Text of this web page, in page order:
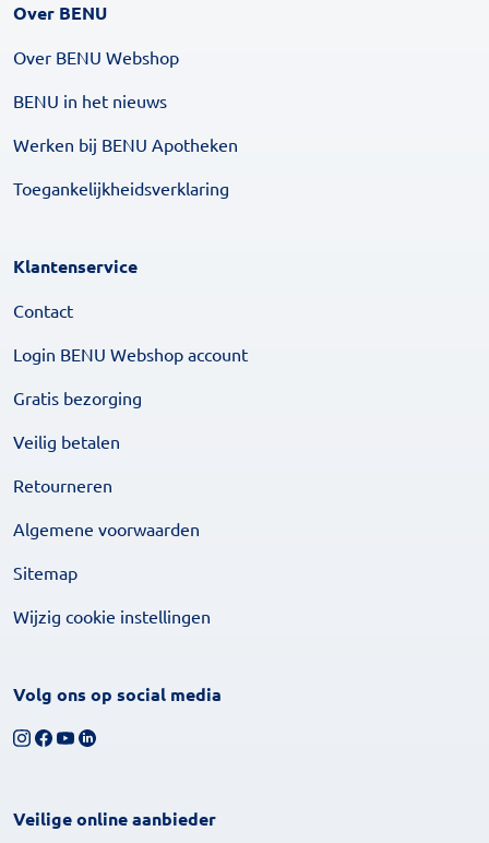
Over BENU
Over BENU Webshop
BENU in het nieuws
Werken bij BENU Apotheken
Toegankelijkheidsverklaring
Klantenservice
Contact
Login BENU Webshop account
Gratis bezorging
Veilig betalen
Retourneren
Algemene voorwaarden
Sitemap
Wijzig cookie instellingen
Volg ons op social media
Volg ons op Instagram
Volg ons op Facebook
Bekijk ons YouTube-kanaal
Volg ons op LinkedIn
Veilige online aanbieder